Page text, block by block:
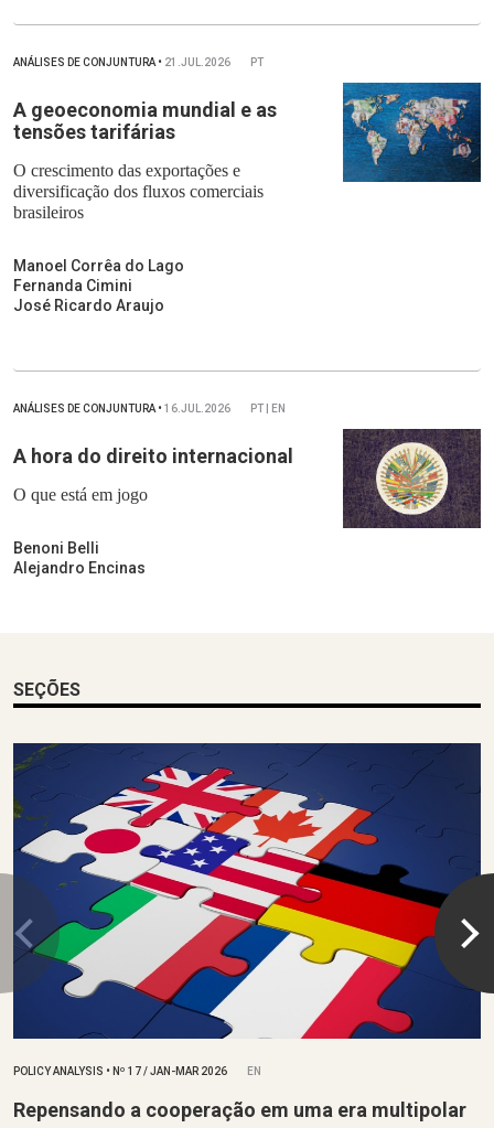
ANÁLISES DE CONJUNTURA • 21.JUL.2026 PT
A geoeconomia mundial e as
tensões tarifárias
O crescimento das exportações e
diversificação dos fluxos comerciais
brasileiros
Manoel Corrêa do Lago
Fernanda Cimini
José Ricardo Araujo
ANÁLISES DE CONJUNTURA •16.JUL.2026 PT | EN
A hora do direito internacional
O que está em jogo
Benoni Belli
Alejandro Encinas
SEÇÕES
POLICY ANALYSIS • Nº 17 / JAN-MAR 2026 EN
Repensando a cooperação em uma era multipolar